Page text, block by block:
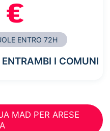
€
ENTRO 72H
ENTRAMBI I COMUNI
MAD PER ARESE